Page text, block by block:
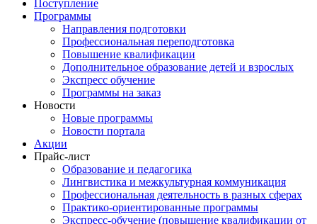
Поступление
Программы
Направления подготовки
Профессиональная переподготовка
Повышение квалификации
Дополнительное образование детей и взрослых
Экспресс обучение
Программы на заказ
Новости
Новые программы
Новости портала
Акции
Прайс-лист
Образование и педагогика
Лингвистика и межкультурная коммуникация
Профессиональная деятельность в разных сферах
Практико-ориентированные программы
Экспресс-обучение (повышение квалификации от